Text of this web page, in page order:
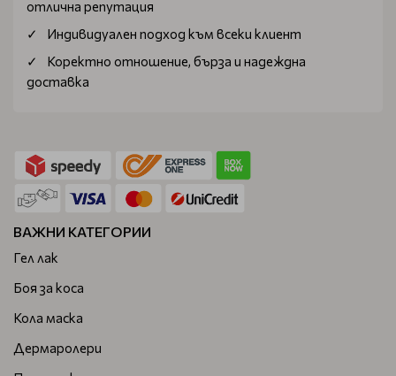
отлична репутация
Индивидуален подход към всеки клиент
Коректно отношение, бърза и надеждна
доставка
ВАЖНИ КАТЕГОРИИ
Гел лак
Боя за коса
Кола маска
Дермаролери